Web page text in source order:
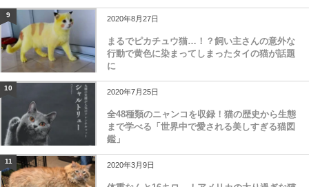
9 2020年8月27日
まるでピカチュウ猫…！？飼い主さんの意外な
行動で黄色に染まってしまったタイの猫が話題
に
10 2020年7月25日
全48種類のニャンコを収録！猫の歴史から生態
まで学べる「世界中で愛される美しすぎる猫図
鑑」
11 2020年3月9日